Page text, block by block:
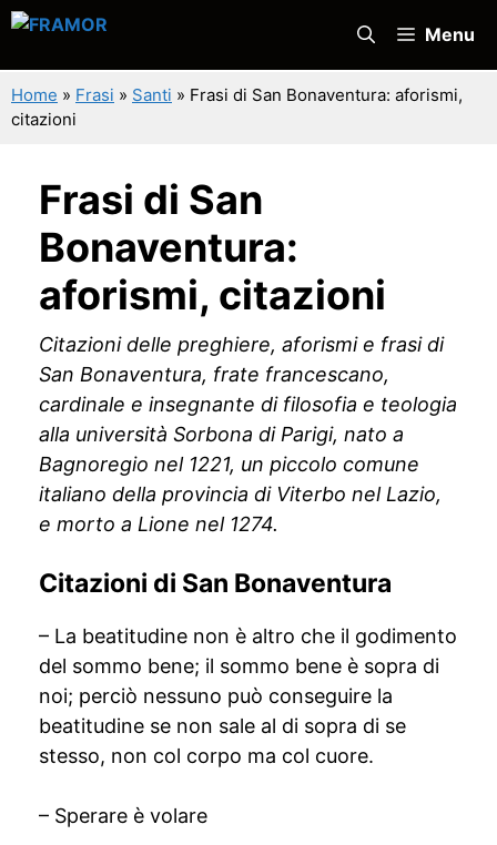
Vai
contenuto
Menu
Home » Frasi » Santi » Frasi di San Bonaventura: aforismi,
citazioni
Frasi di San
Bonaventura:
aforismi, citazioni
Citazioni delle preghiere, aforismi e frasi di
San Bonaventura, frate francescano,
cardinale e insegnante di filosofia e teologia
alla università Sorbona di Parigi, nato a
Bagnoregio nel 1221, un piccolo comune
italiano della provincia di Viterbo nel Lazio,
e morto a Lione nel 1274.
Citazioni di San Bonaventura
– La beatitudine non è altro che il godimento
del sommo bene; il sommo bene è sopra di
noi; perciò nessuno può conseguire la
beatitudine se non sale al di sopra di se
stesso, non col corpo ma col cuore.
– Sperare è volare